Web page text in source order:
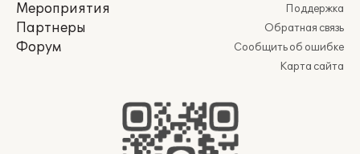
Мероприятия
Партнеры
Форум
Поддержка
Обратная связь
Сообщить об ошибке
Карта сайта